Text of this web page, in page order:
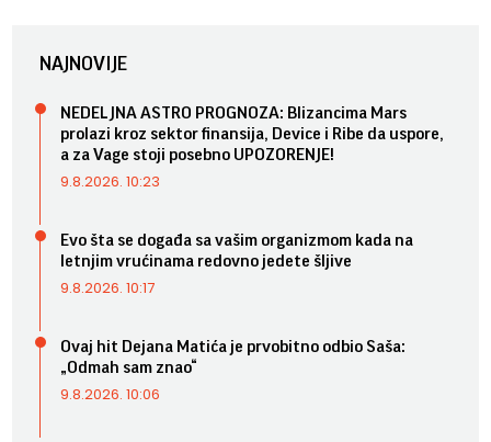
NAJNOVIJE
NEDELJNA ASTRO PROGNOZA: Blizancima Mars
prolazi kroz sektor finansija, Device i Ribe da uspore,
a za Vage stoji posebno UPOZORENJE!
9.8.2026. 10:23
Evo šta se događa sa vašim organizmom kada na
letnjim vrućinama redovno jedete šljive
9.8.2026. 10:17
Ovaj hit Dejana Matića je prvobitno odbio Saša:
„Odmah sam znao“
9.8.2026. 10:06